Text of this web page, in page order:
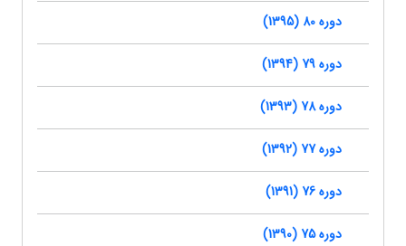
دوره 80 (1395)
دوره 79 (1394)
دوره 78 (1393)
دوره 77 (1392)
دوره 76 (1391)
دوره 75 (1390)